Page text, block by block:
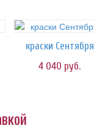
краски Сентября
4 040 руб.